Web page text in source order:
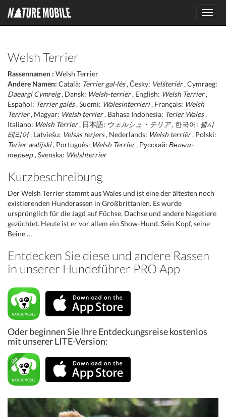
Welsh Terrier
Rassennamen : Welsh Terrier
Andere Namen: Català: Terrier gal·lès, Česky: Velšteriér, Cymraeg:
Daeargi Cymreig, Dansk: Welsh-terrier, English: Welsh Terrier,
Español: Terrier galés, Suomi: Walesinterrieri, Français: Welsh
Terrier, Magyar: Welsh terrier, Bahasa Indonesia: Terier Wales,
Italiano: Welsh Terrier, 日本語: ウェルシュ・テリア, 한국어: 웰시
테리어, Latviešu: Velsas terjers, Nederlands: Welsh terriër, Polski:
Terier walijski, Português: Welsh Terrier, Русский: Вельш-
терьер , Svenska: Welshterrier
Kurzbeschreibung
Der Welsh Terrier stammt aus Wales und ist eine der ältesten noch
existierenden Hunderassen in Großbrittanien. Es wurde
ursprünglich für die Jagd auf Füchse, Dachse und andere Nagetiere
gezüchtet. Heute ist er vor allem ein Show-Hund. Sein Kopf, seine
Beine …
Entdecken Sie diese und andere Rassen
in unserer Hundeführer PRO App
Oder beginnen Sie Ihre Entdeckungsreise kostenlos
mit unserer LITE-Version: